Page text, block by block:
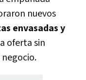
nuevos
envasadas y
oferta sin